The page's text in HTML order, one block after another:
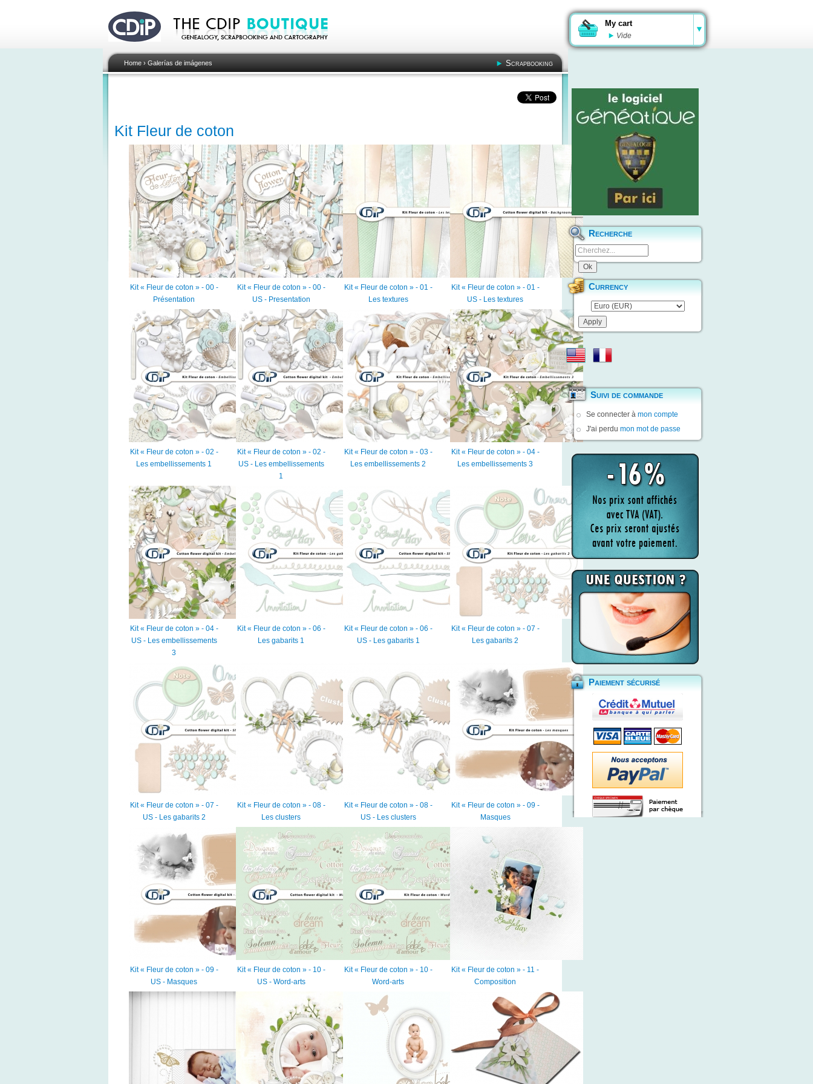
My cart
Vide
Home› Galerías de imágenes Scrapbooking
Kit Fleur de coton
Kit « Fleur de coton » - 00 -
Présentation
Kit « Fleur de coton » - 00 -
US - Presentation
Kit « Fleur de coton » - 01 -
Les textures
Kit « Fleur de coton » - 01 -
US - Les textures
Kit « Fleur de coton » - 02 -
Les embellissements 1
Kit « Fleur de coton » - 02 -
US - Les embellissements
1
Kit « Fleur de coton » - 03 -
Les embellissements 2
Kit « Fleur de coton » - 04 -
Les embellissements 3
Kit « Fleur de coton » - 04 -
US - Les embellissements
3
Kit « Fleur de coton » - 06 -
Les gabarits 1
Kit « Fleur de coton » - 06 -
US - Les gabarits 1
Kit « Fleur de coton » - 07 -
Les gabarits 2
Kit « Fleur de coton » - 07 -
US - Les gabarits 2
Kit « Fleur de coton » - 08 -
Les clusters
Kit « Fleur de coton » - 08 -
US - Les clusters
Kit « Fleur de coton » - 09 -
Masques
Kit « Fleur de coton » - 09 -
US - Masques
Kit « Fleur de coton » - 10 -
US - Word-arts
Kit « Fleur de coton » - 10 -
Word-arts
Kit « Fleur de coton » - 11 -
Composition
Recherche
Currency
Suivi de commande
Se connecter à mon compte
J'ai perdu mon mot de passe
Paiement sécurisé